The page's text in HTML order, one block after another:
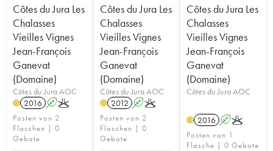
Côtes du Jura Les
Chalasses
Vieilles Vignes
Jean-François
Ganevat
(Domaine)
Côtes du Jura AOC
2016 AK
Posten von 2
Flaschen | 0
Gebote
Côtes du Jura Les
Chalasses
Vieilles Vignes
Jean-François
Ganevat
(Domaine)
Côtes du Jura AOC
2012 AK
Posten von 2
Flaschen | 0
Gebote
Côtes du Jura Les
Chalasses
Vieilles Vignes
Jean-François
Ganevat
(Domaine)
Côtes du Jura AOC
2016 AK
Posten von 1
Flasche | 0 Gebote